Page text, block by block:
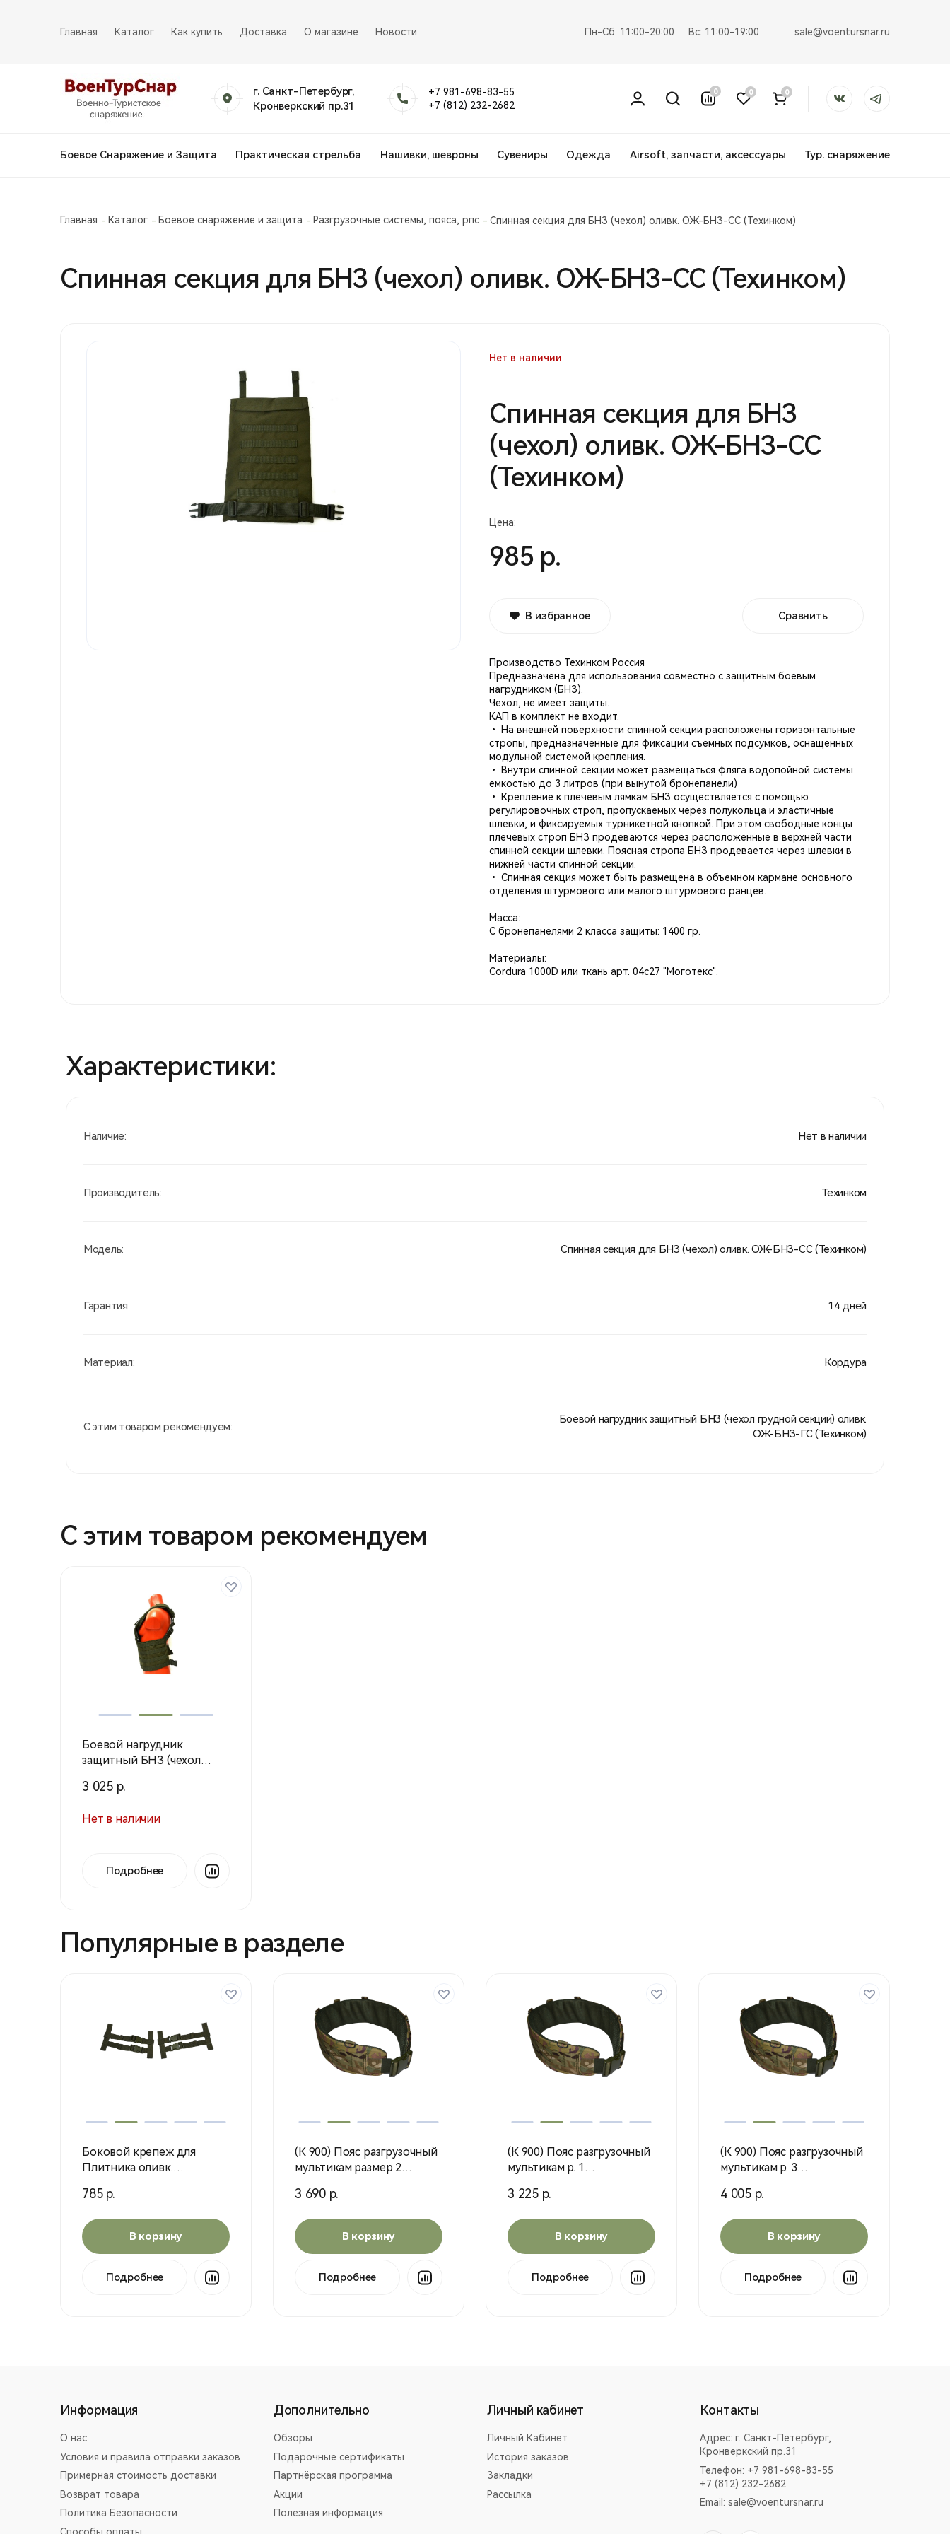
Главная Каталог Как купить Доставка О магазине Новости Пн-Сб: 11:00-20:00 Вс: 11:00-19:00 sale@voentursnar.ru
г. Санкт-Петербург,
Кронверкский пр.31
+7 981-698-83-55
+7 (812) 232-2682
0 0 0
Боевое Снаряжение и Защита Практическая стрельба Нашивки, шевроны Сувениры Одежда Airsoft, запчасти, аксессуары Тур. снаряжение
Главная Каталог Боевое снаряжение и защита Разгрузочные системы, пояса, рпс Спинная секция для БНЗ (чехол) оливк. ОЖ-БНЗ-СС (Техинком)
Спинная секция для БНЗ (чехол) оливк. ОЖ-БНЗ-СС (Техинком)
Нет в наличии
Спинная секция для БНЗ
(чехол) оливк. ОЖ-БНЗ-СС
(Техинком)
Цена:
985 р.
В избранное Сравнить
Производство Техинком Россия
Предназначена для использования совместно с защитным боевым
нагрудником (БНЗ).
Чехол, не имеет защиты.
КАП в комплект не входит.
• На внешней поверхности спинной секции расположены горизонтальные
стропы, предназначенные для фиксации съемных подсумков, оснащенных
модульной системой крепления.
• Внутри спинной секции может размещаться фляга водопойной системы
емкостью до 3 литров (при вынутой бронепанели)
• Крепление к плечевым лямкам БНЗ осуществляется с помощью
регулировочных строп, пропускаемых через полукольца и эластичные
шлевки, и фиксируемых турникетной кнопкой. При этом свободные концы
плечевых строп БНЗ продеваются через расположенные в верхней части
спинной секции шлевки. Поясная стропа БНЗ продевается через шлевки в
нижней части спинной секции.
• Спинная секция может быть размещена в объемном кармане основного
отделения штурмового или малого штурмового ранцев.
Масса:
С бронепанелями 2 класса защиты: 1400 гр.
Материалы:
Cordura 1000D или ткань арт. 04с27 "Моготекс".
Характеристики:
Наличие: Нет в наличии
Производитель: Техинком
Модель: Спинная секция для БНЗ (чехол) оливк. ОЖ-БНЗ-СС (Техинком)
Гарантия: 14 дней
Материал: Кордура
С этим товаром рекомендуем:
Боевой нагрудник защитный БНЗ (чехол грудной секции) оливк.
ОЖ-БНЗ-ГС (Техинком)
С этим товаром рекомендуем
Боевой нагрудник
защитный БНЗ (чехол
ОЖ-БНЗ-ГС (Техинком)
3 025 р.
Нет в наличии
Подробнее
Популярные в разделе
Боковой крепеж для
Плитника оливк.
785 р.
В корзину
Подробнее
(К 900) Пояс разгрузочный
мультикам размер 2
3 690 р.
В корзину
Подробнее
(К 900) Пояс разгрузочный
мультикам р. 1
3 225 р.
В корзину
Подробнее
(К 900) Пояс разгрузочный
мультикам р. 3
4 005 р.
В корзину
Подробнее
Информация
О нас
Условия и правила отправки заказов
Примерная стоимость доставки
Возврат товара
Политика Безопасности
Способы оплаты
Дополнительно
Обзоры
Подарочные сертификаты
Партнёрская программа
Акции
Полезная информация
Личный кабинет
Личный Кабинет
История заказов
Закладки
Рассылка
Контакты
Адрес:г. Санкт-Петербург,
Кронверкский пр.31
Телефон: +7 981-698-83-55
+7 (812) 232-2682
Email:sale@voentursnar.ru